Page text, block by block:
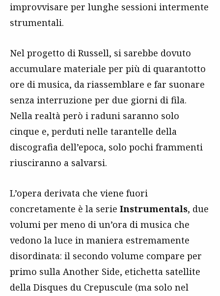
improvvisare per lunghe sessioni intermente
strumentali.
Nel progetto di Russell, si sarebbe dovuto
accumulare materiale per più di quarantotto
ore di musica, da riassemblare e far suonare
senza interruzione per due giorni di fila.
Nella realtà però i raduni saranno solo
cinque e, perduti nelle tarantelle della
discografia dell’epoca, solo pochi frammenti
riusciranno a salvarsi.
L’opera derivata che viene fuori
concretamente è la serie Instrumentals, due
volumi per meno di un’ora di musica che
vedono la luce in maniera estremamente
disordinata: il secondo volume compare per
primo sulla Another Side, etichetta satellite
della Disques du Crepuscule (ma solo nel